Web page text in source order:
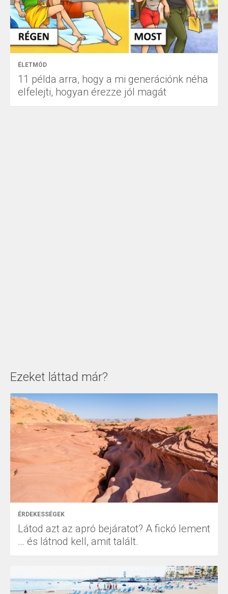
ÉLETMÓD
11 példa arra, hogy a mi generációnk néha
elfelejti, hogyan érezze jól magát
Ezeket láttad már?
ÉRDEKESSÉGEK
Látod azt az apró bejáratot? A fickó lement
… és látnod kell, amit talált.